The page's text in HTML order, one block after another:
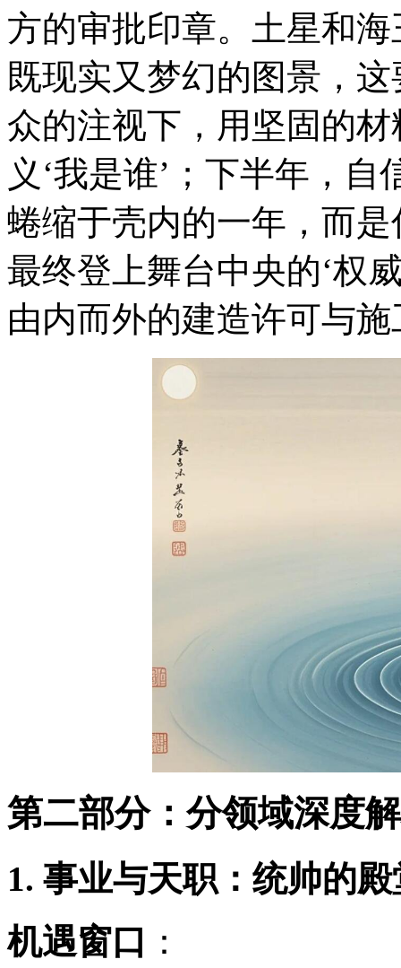
方的审批印章。土星和
既现实又梦幻的图景，
众的注视下，用坚固的
义‘我是谁’；下半年，自
蜷缩于壳内的一年，而是
最终登上舞台中央的‘权
由内而外的建造许可与施
第二部分：分领域深度
1. 事业与天职：统帅的
机遇窗口
：